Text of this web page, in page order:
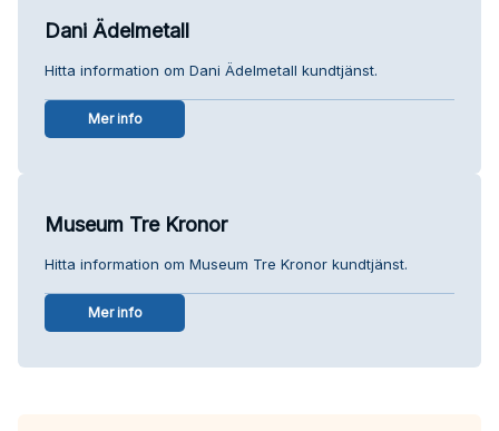
Dani Ädelmetall
Hitta information om Dani Ädelmetall kundtjänst.
Mer info
Museum Tre Kronor
Hitta information om Museum Tre Kronor kundtjänst.
Mer info